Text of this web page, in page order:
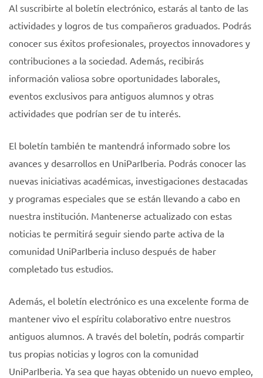
Al suscribirte al boletín electrónico, estarás al tanto de las
actividades y logros de tus compañeros graduados. Podrás
conocer sus éxitos profesionales, proyectos innovadores y
contribuciones a la sociedad. Además, recibirás
información valiosa sobre oportunidades laborales,
eventos exclusivos para antiguos alumnos y otras
actividades que podrían ser de tu interés.
El boletín también te mantendrá informado sobre los
avances y desarrollos en UniParIberia. Podrás conocer las
nuevas iniciativas académicas, investigaciones destacadas
y programas especiales que se están llevando a cabo en
nuestra institución. Mantenerse actualizado con estas
noticias te permitirá seguir siendo parte activa de la
comunidad UniParIberia incluso después de haber
completado tus estudios.
Además, el boletín electrónico es una excelente forma de
mantener vivo el espíritu colaborativo entre nuestros
antiguos alumnos. A través del boletín, podrás compartir
tus propias noticias y logros con la comunidad
UniParIberia. Ya sea que hayas obtenido un nuevo empleo,